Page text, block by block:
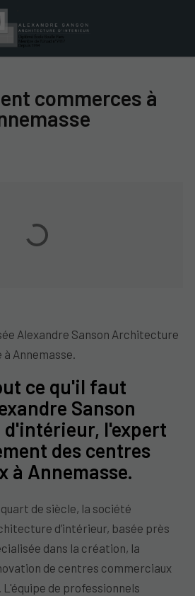
commerces à
Alexandre Sanson Architecture
Annemasse.
ce qu'il faut
Sanson
l'expert
des centres
à Annemasse.
quart de siècle, la société
d’intérieur, basée près
dans la création, la
de centres commerciaux
de professionnels